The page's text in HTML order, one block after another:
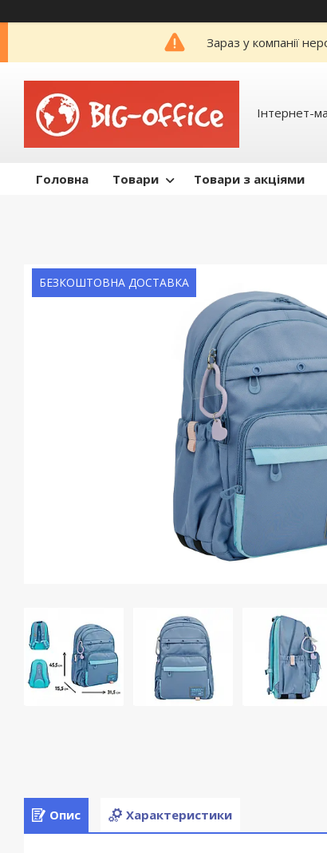
Зараз у компанії
Інтернет-
Головна Товари Товари з акціями
БЕЗКОШТОВНА ДОСТАВКА
Опис Характеристики